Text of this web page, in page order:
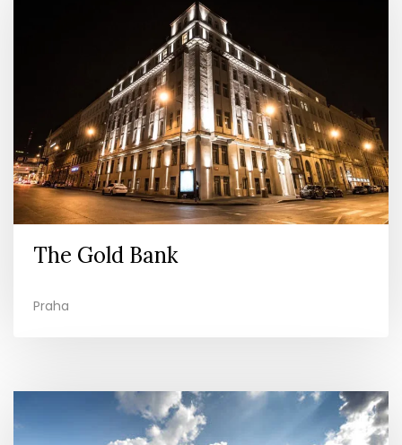
The Gold Bank
Praha